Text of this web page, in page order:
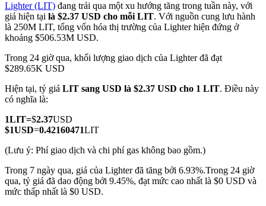
COIN-M Futures
Futures sử dụng token làm tài sản thế chấp
TradFi
Phái sinh cổ phiếu, ngoại hối, kim loại quý và hàng hóa
Lighter (LIT) đang trải qua một xu hướng tăng trong tuần này, với
giá hiện tại là $2.37 USD cho mỗi LIT. Với nguồn cung lưu hành
là 250M LIT, tổng vốn hóa thị trường của Lighter hiện đứng ở
khoảng $506.53M USD.
Trong 24 giờ qua, khối lượng giao dịch của Lighter đã đạt
$289.65K USD
Hiện tại, tỷ giá LIT sang USD là $2.37 USD cho 1 LIT. Điều này
có nghĩa là:
1LIT=$2.37USD
$1USD=0.42160471LIT
(Lưu ý: Phí giao dịch và chi phí gas không bao gồm.)
Trong 7 ngày qua, giá của Lighter đã tăng bởi 6.93%.Trong 24 giờ
qua, tỷ giá đã dao động bởi 9.45%, đạt mức cao nhất là $0 USD và
mức thấp nhất là $0 USD.